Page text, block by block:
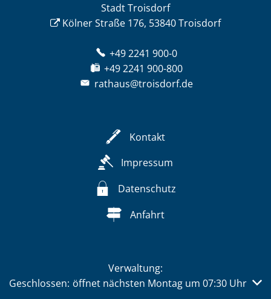
Stadt Troisdorf
Kölner Straße 176, 53840 Troisdorf
+49 2241 900-0
+49 2241 900-800
rathaus@troisdorf.de
Kontakt
Impressum
Datenschutz
Anfahrt
Verwaltung:
Klicken, um weitere Öffnungs- oder Schließzeiten
Geschlossen: öffnet nächsten Montag um 07:30 Uhr